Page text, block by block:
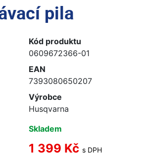
pila
Kód produktu
0609672366-01
EAN
7393080650207
Výrobce
Husqvarna
Skladem
1 399 Kč s DPH